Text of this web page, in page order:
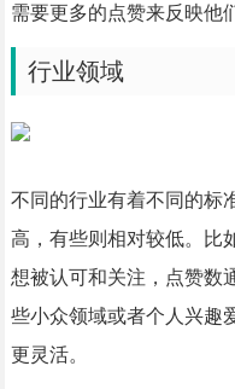
需要更多的点赞来反映他
行业领域
不同的行业有着不同的标
高，有些则相对较低。比
想被认可和关注，点赞数
些小众领域或者个人兴趣
更灵活。